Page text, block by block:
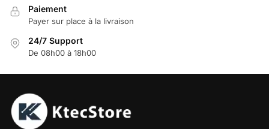
Paiement
Payer sur place à la livraison
24/7 Support
De 08h00 à 18h00